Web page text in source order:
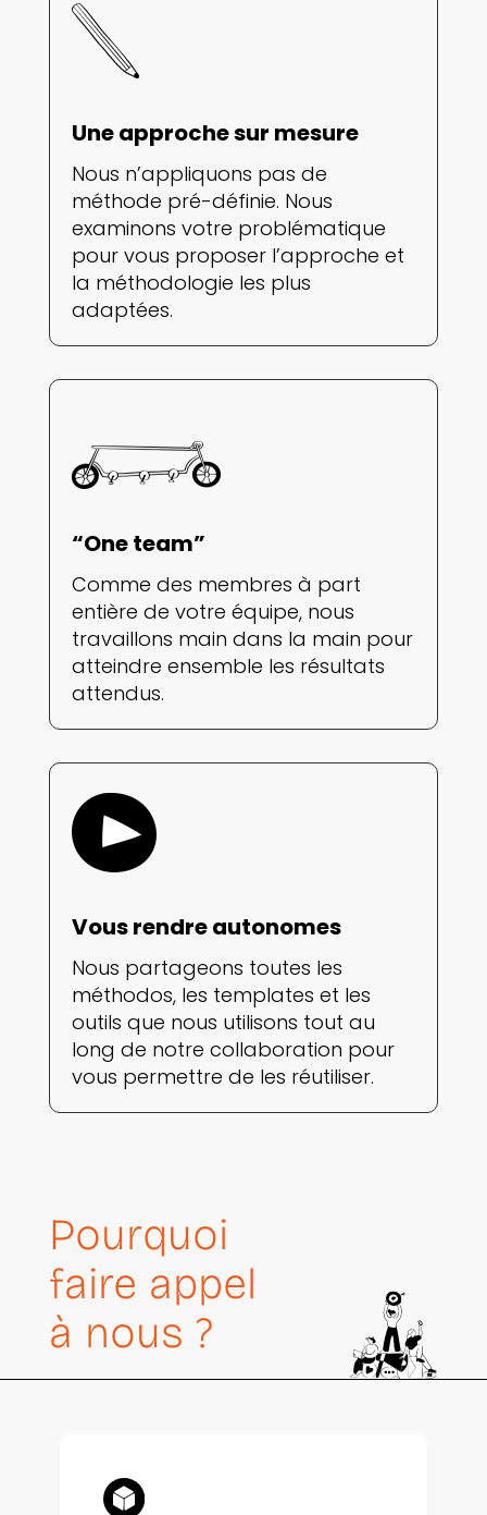
Une approche sur mesure
Nous n’appliquons pas de
méthode pré-définie. Nous
examinons votre problématique
pour vous proposer l’approche et
la méthodologie les plus
adaptées.
“One team”
Comme des membres à part
entière de votre équipe, nous
travaillons main dans la main pour
atteindre ensemble les résultats
attendus.
Vous rendre autonomes
Nous partageons toutes les
méthodos, les templates et les
outils que nous utilisons tout au
long de notre collaboration pour
vous permettre de les réutiliser.
Pourquoi
faire appel
à nous ?